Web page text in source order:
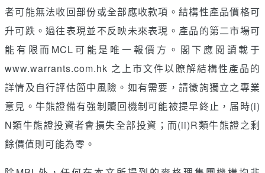
者可能無法收回部份或全部應收款項。結構性產品價格可
升可跌。過往表現並不反映未來表現。產品的第二市場可
能有限而MCL可能是唯一報價方。閣下應閱讀載于
www.warrants.com.hk 之上市文件以瞭解結構性產品的
詳情及自行評估箇中風險。如有需要，請徵詢獨立之專業
意見。牛熊證備有強制贖回機制可能被提早終止，届時(i)
N類牛熊證投資者會損失全部投資；而(ii)R類牛熊證之剩
餘價值則可能為零。